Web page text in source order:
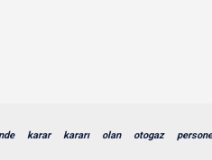
karar kararı olan otogaz